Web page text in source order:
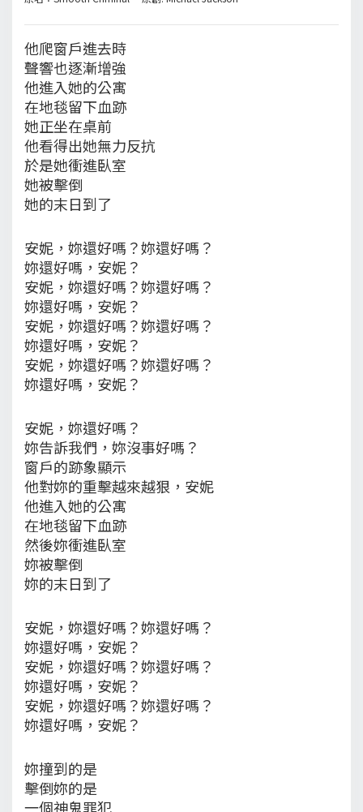
他爬窗戶進去時
聲響也逐漸增強
他進入她的公寓
在地毯留下血跡
她正坐在桌前
他看得出她無力反抗
於是她衝進臥室
她被擊倒
她的末日到了
安妮，妳還好嗎？妳還好嗎？
妳還好嗎，安妮？
安妮，妳還好嗎？妳還好嗎？
妳還好嗎，安妮？
安妮，妳還好嗎？妳還好嗎？
妳還好嗎，安妮？
安妮，妳還好嗎？妳還好嗎？
妳還好嗎，安妮？
安妮，妳還好嗎？
妳告訴我們，妳沒事好嗎？
窗戶的跡象顯示
他對妳的重擊越來越狠，安妮
他進入她的公寓
在地毯留下血跡
然後妳衝進臥室
妳被擊倒
妳的末日到了
安妮，妳還好嗎？妳還好嗎？
妳還好嗎，安妮？
安妮，妳還好嗎？妳還好嗎？
妳還好嗎，安妮？
安妮，妳還好嗎？妳還好嗎？
妳還好嗎，安妮？
妳撞到的是
擊倒妳的是
一個神鬼罪犯